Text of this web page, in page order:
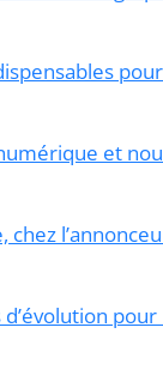
et
chez
pour